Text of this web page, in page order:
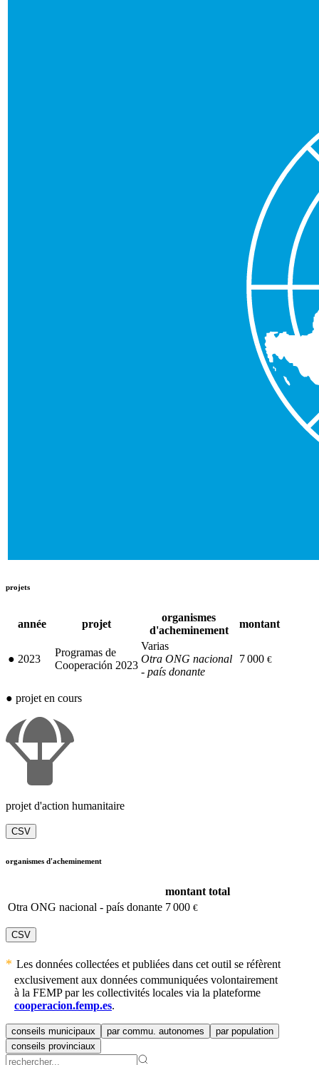
projets
année projet
organismes
d'acheminement
montant
● 2023
Programas de
Cooperación 2023
Varias
Otra ONG nacional
- país donante
7 000 €
● projet en cours
projet d'action humanitaire
CSV
organismes d'acheminement
montant total
Otra ONG nacional - país donante 7 000 €
CSV
Les données collectées et publiées dans cet outil se réfèrent
exclusivement aux données communiquées volontairement
à la FEMP par les collectivités locales via la plateforme
cooperacion.femp.es.
conseils municipaux par commu. autonomes
par population
conseils provinciaux